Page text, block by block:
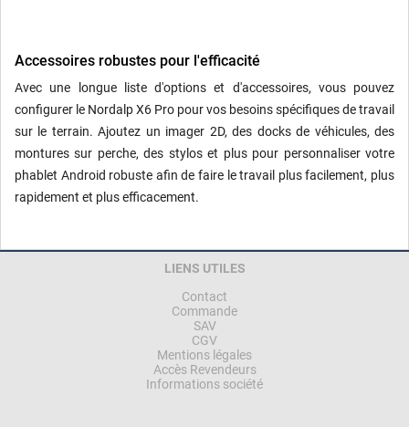
Accessoires robustes pour l'efficacité
Avec une longue liste d'options et d'accessoires, vous pouvez
configurer le Nordalp X6 Pro pour vos besoins spécifiques de travail
sur le terrain. Ajoutez un imager 2D, des docks de véhicules, des
montures sur perche, des stylos et plus pour personnaliser votre
phablet Android robuste afin de faire le travail plus facilement, plus
rapidement et plus efficacement.
LIENS UTILES
Contact
Commande
SAV
CGV
Mentions légales
Accès Revendeurs
Informations société